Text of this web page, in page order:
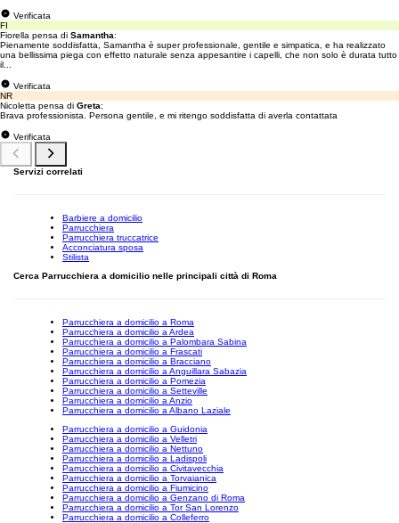
Verificata
FI
Fiorella pensa di Samantha:
Pienamente soddisfatta, Samantha è super professionale, gentile e simpatica, e ha realizzato
una bellissima piega con effetto naturale senza appesantire i capelli, che non solo è durata tutto
il...
Verificata
NR
Nicoletta pensa di Greta:
Brava professionista. Persona gentile, e mi ritengo soddisfatta di averla contattata
Verificata
Servizi correlati
Barbiere a domicilio
Parrucchiera
Parrucchiera truccatrice
Acconciatura sposa
Stilista
Cerca Parrucchiera a domicilio nelle principali città di Roma
Parrucchiera a domicilio a Roma
Parrucchiera a domicilio a Ardea
Parrucchiera a domicilio a Palombara Sabina
Parrucchiera a domicilio a Frascati
Parrucchiera a domicilio a Bracciano
Parrucchiera a domicilio a Anguillara Sabazia
Parrucchiera a domicilio a Pomezia
Parrucchiera a domicilio a Setteville
Parrucchiera a domicilio a Anzio
Parrucchiera a domicilio a Albano Laziale
Parrucchiera a domicilio a Guidonia
Parrucchiera a domicilio a Velletri
Parrucchiera a domicilio a Nettuno
Parrucchiera a domicilio a Ladispoli
Parrucchiera a domicilio a Civitavecchia
Parrucchiera a domicilio a Torvaianica
Parrucchiera a domicilio a Fiumicino
Parrucchiera a domicilio a Genzano di Roma
Parrucchiera a domicilio a Tor San Lorenzo
Parrucchiera a domicilio a Colleferro